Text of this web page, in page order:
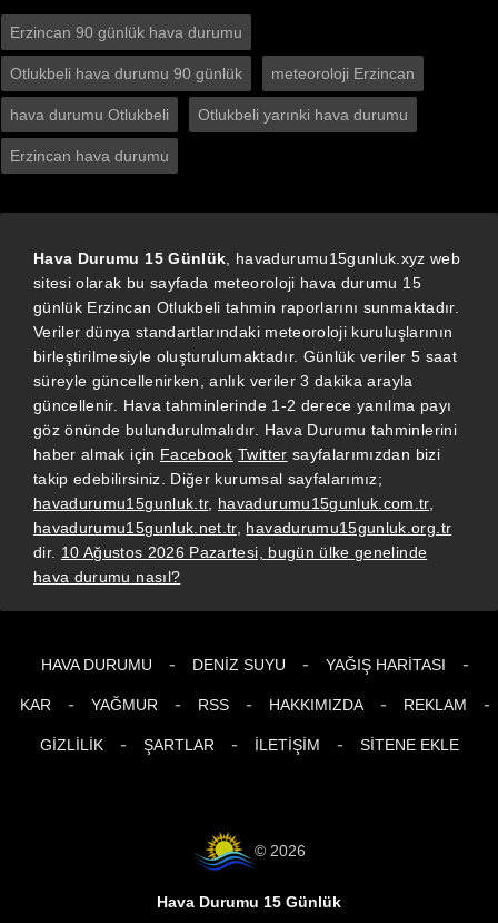
Erzincan 90 günlük hava durumu
Otlukbeli hava durumu 90 günlük meteoroloji Erzincan
hava durumu Otlukbeli Otlukbeli yarınki hava durumu
Erzincan hava durumu
Hava Durumu 15 Günlük , havadurumu15gunluk.xyz web
sitesi olarak bu sayfada meteoroloji hava durumu 15
günlük Erzincan Otlukbeli tahmin raporlarını sunmaktadır.
Veriler dünya standartlarındaki meteoroloji kuruluşlarının
birleştirilmesiyle oluşturulumaktadır. Günlük veriler 5 saat
süreyle güncellenirken, anlık veriler 3 dakika arayla
güncellenir. Hava tahminlerinde 1-2 derece yanılma payı
göz önünde bulundurulmalıdır. Hava Durumu tahminlerini
haber almak için Facebook Twitter sayfalarımızdan bizi
takip edebilirsiniz. Diğer kurumsal sayfalarımız;
havadurumu15gunluk.tr, havadurumu15gunluk.com.tr,
havadurumu15gunluk.net.tr, havadurumu15gunluk.org.tr
dir. 10 Ağustos 2026 Pazartesi, bugün ülke genelinde
hava durumu nasıl?
HAVA DURUMU - DENIZ SUYU - YAĞIŞ HARITASI -
KAR - YAĞMUR - RSS - HAKKIMIZDA - REKLAM -
GIZLILIK - ŞARTLAR - İLETIŞIM - SITENE EKLE
© 2026
Hava Durumu 15 Günlük